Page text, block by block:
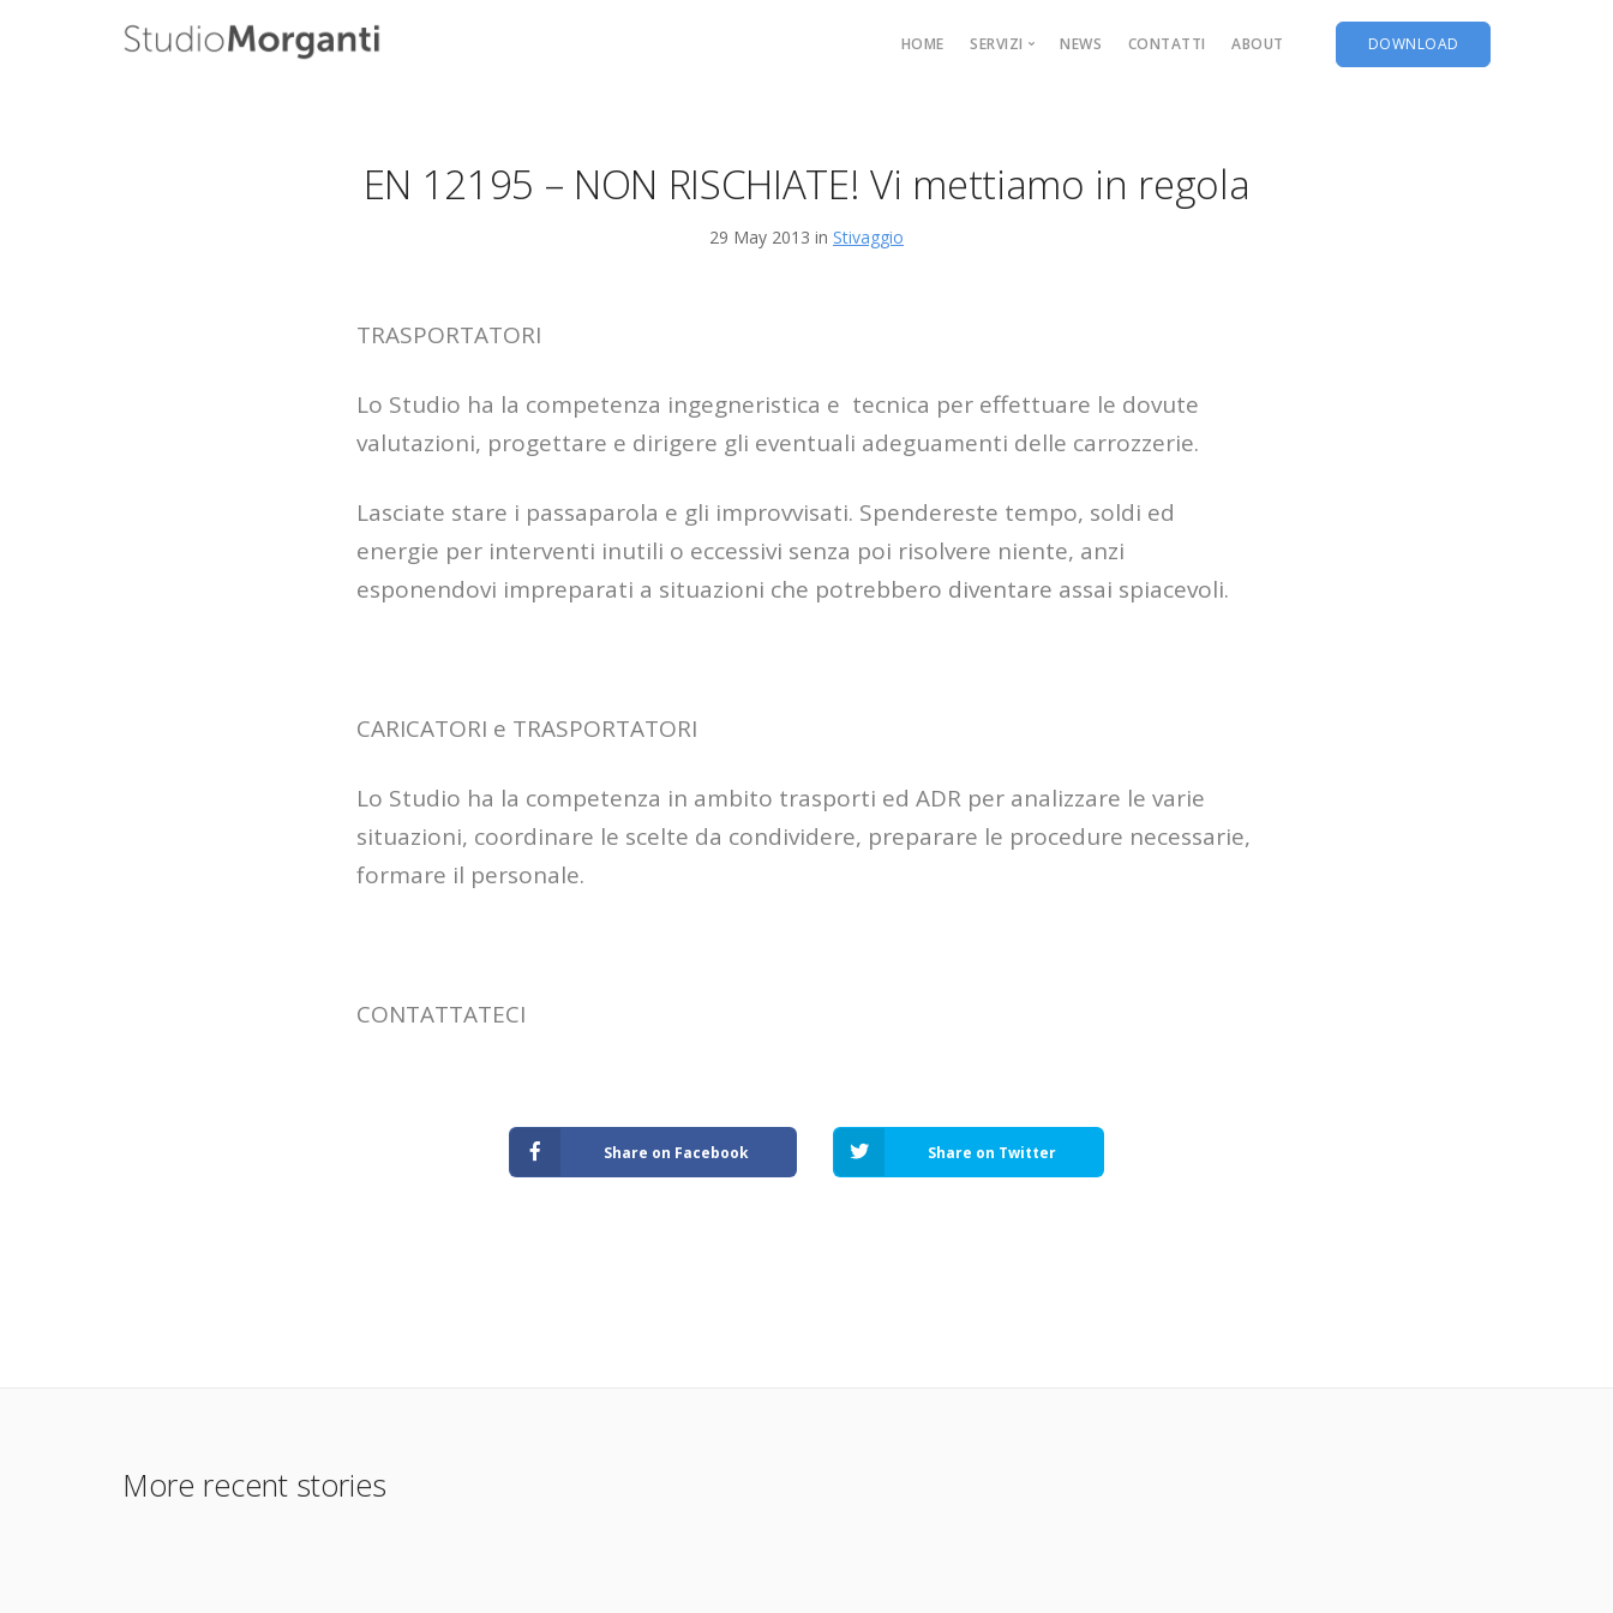
HOME SERVIZI
Formazione
NEWS CONTATTI ABOUT DOWNLOAD
EN 12195 – NON RISCHIATE! Vi mettiamo in regola
29 May 2013 in Stivaggio
TRASPORTATORI
Lo Studio ha la competenza ingegneristica e tecnica per effettuare le dovute
valutazioni, progettare e dirigere gli eventuali adeguamenti delle carrozzerie.
Lasciate stare i passaparola e gli improvvisati. Spendereste tempo, soldi ed
energie per interventi inutili o eccessivi senza poi risolvere niente, anzi
esponendovi impreparati a situazioni che potrebbero diventare assai spiacevoli.
CARICATORI e TRASPORTATORI
Lo Studio ha la competenza in ambito trasporti ed ADR per analizzare le varie
situazioni, coordinare le scelte da condividere, preparare le procedure necessarie,
formare il personale.
CONTATTATECI
Share on Facebook Share on Twitter
More recent stories